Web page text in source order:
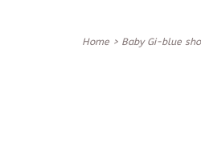
Home > Baby Gi-blue